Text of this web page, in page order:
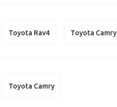
Toyota Rav4 Toyota Camry
Toyota Camry